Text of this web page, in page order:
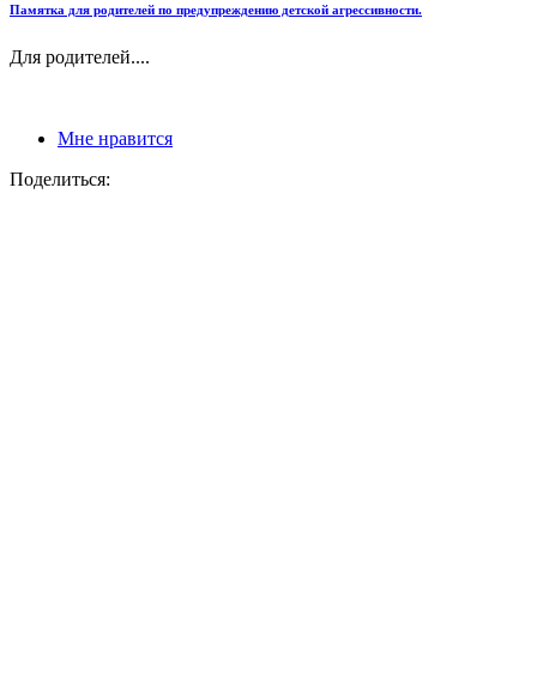
Памятка для родителей по предупреждению детской агрессивности.
Для родителей....
Мне нравится
Поделиться: